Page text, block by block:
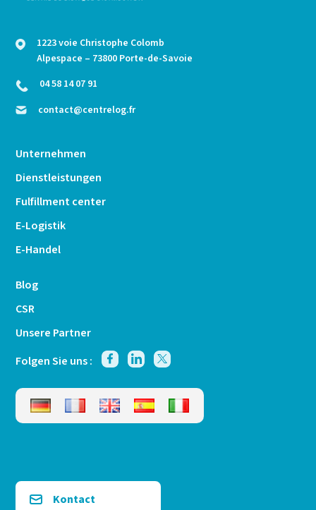
1223 voie Christophe Colomb
Alpespace – 73800 Porte-de-Savoie
04 58 14 07 91
contact@centrelog.fr
Unternehmen
Dienstleistungen
Fulfillment center
E-Logistik
E-Handel
Blog
CSR
Unsere Partner
Folgen Sie uns :
Kontact